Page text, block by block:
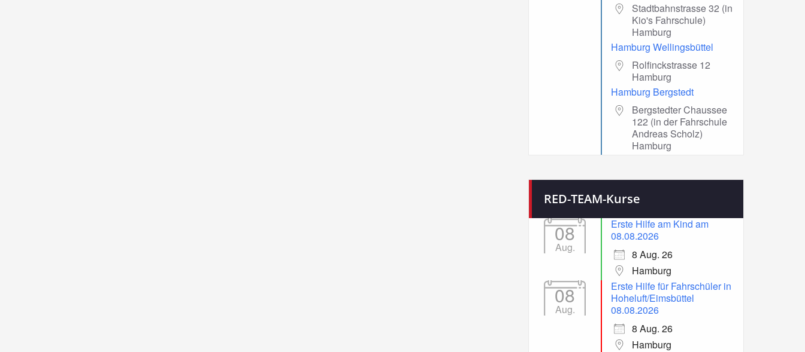
Stadtbahnstrasse 32 (in
Kio's Fahrschule)
Hamburg
Hamburg Wellingsbüttel
Rolfinckstrasse 12
Hamburg
Hamburg Bergstedt
Bergstedter Chaussee
122 (in der Fahrschule
Andreas Scholz)
Hamburg
RED-TEAM-Kurse
08
Aug.
Erste Hilfe am Kind am
08.08.2026
8 Aug. 26
Hamburg
08
Aug.
Erste Hilfe für Fahrschüler in
Hoheluft/Eimsbüttel
08.08.2026
8 Aug. 26
Hamburg